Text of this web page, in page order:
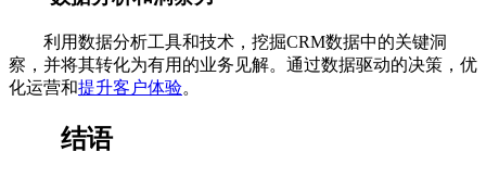
利用数据分析工具和技术，挖掘CRM数据中的关键洞
察，并将其转化为有用的业务见解。通过数据驱动的决策，优
化运营和提升客户体验。
结语